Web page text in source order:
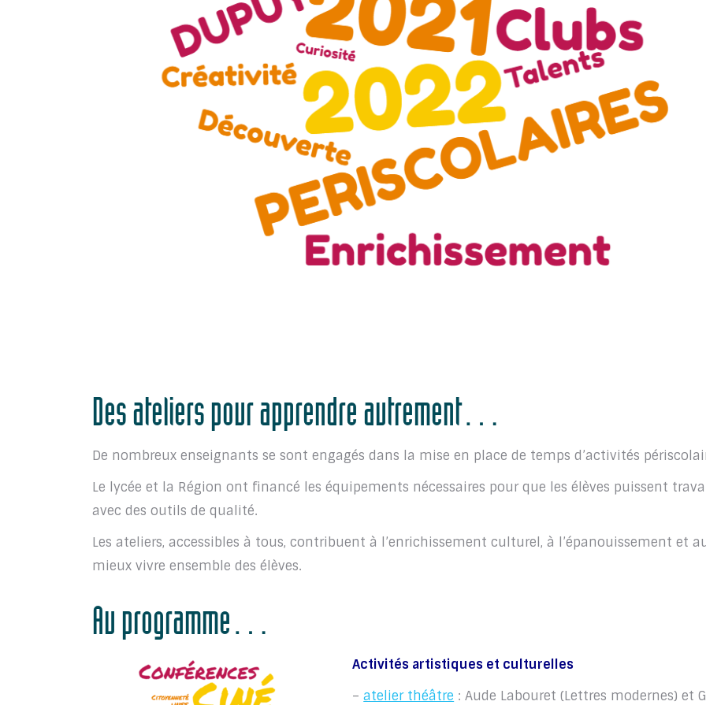
Des ateliers pour apprendre autrement…
De nombreux enseignants se sont engagés dans la mise en place de temps d’activités
Le lycée et la Région ont financé les équipements nécessaires pour que les élèves puissent
avec des outils de qualité.
Les ateliers, accessibles à tous, contribuent à l’enrichissement culturel, à l’épanouissement et
mieux vivre ensemble des élèves.
Au programme…
Activités artistiques et culturelles
–atelier théâtre : Aude Labouret (Lettres modernes) et